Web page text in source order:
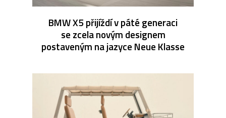
BMW X5 přijíždí v páté generaci
se zcela novým designem
postaveným na jazyce Neue Klasse